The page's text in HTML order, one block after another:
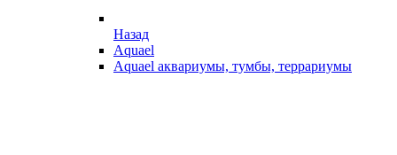
Назад
Aquael
Aquael аквариумы, тумбы, террариумы